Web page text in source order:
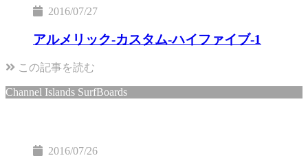
2016/07/27
アルメリック-カスタム-ハイファイブ-1
この記事を読む
Channel Islands SurfBoards
2016/07/26